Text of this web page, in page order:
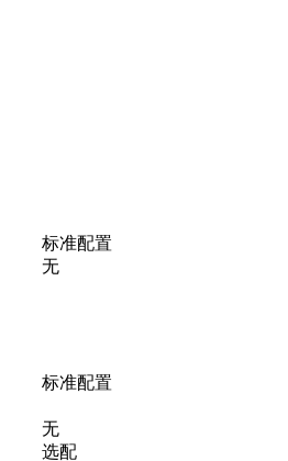
标准配置
无
标准配置
无
选配